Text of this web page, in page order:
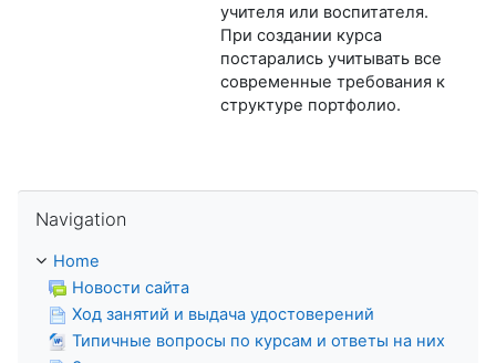
учителя или воспитателя.
При создании курса
постарались учитывать все
современные требования к
структуре портфолио.
Navigation
Home
Новости сайта
Ход занятий и выдача удостоверений
Типичные вопросы по курсам и ответы на них